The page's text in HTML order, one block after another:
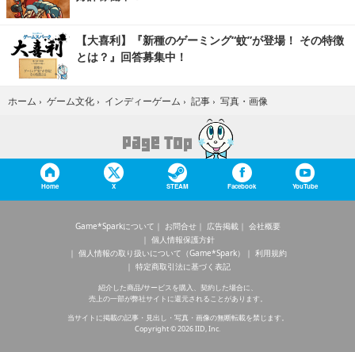
【大喜利】『新種のゲーミング“蚊”が登場！ その特徴
とは？』回答募集中！
ホーム › ゲーム文化 › インディーゲーム › 記事 › 写真・画像
Home X STEAM Facebook YouTube
Game*Sparkについて お問合せ 広告掲載
会社概要
個人情報保護方針
個人情報の取り扱いについて（Game*Spark）
利用規約
特定商取引法に基づく表記
紹介した商品/サービスを購入、契約した場合に、
売上の一部が弊社サイトに還元されることがあります。
当サイトに掲載の記事・見出し・写真・画像の無断転載を禁じます。
Copyright © 2026 IID, Inc.